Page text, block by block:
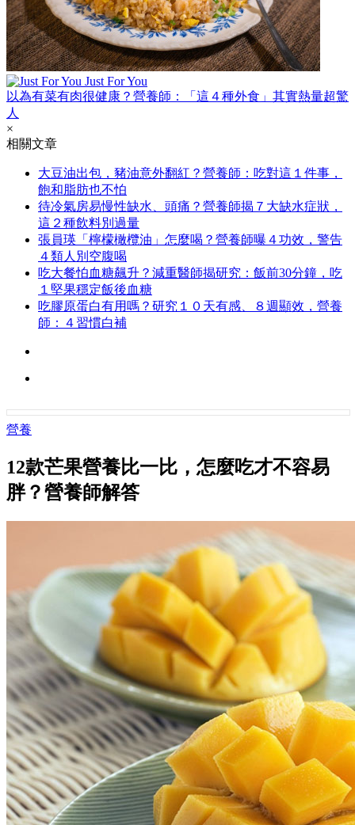
Just For You
以為有菜有肉很健康？營養師：「這４種外食」其實熱量超驚
人
×
相關文章
大豆油出包，豬油意外翻紅？營養師：吃對這１件事，
飽和脂肪也不怕
待冷氣房易慢性缺水、頭痛？營養師揭７大缺水症狀，
這２種飲料別過量
張員瑛「檸檬橄欖油」怎麼喝？營養師曝４功效，警告
４類人別空腹喝
吃大餐怕血糖飆升？減重醫師揭研究：飯前30分鐘，吃
１堅果穩定飯後血糖
吃膠原蛋白有用嗎？研究１０天有感、８週顯效，營養
師：４習慣白補
營養
12款芒果營養比一比，怎麼吃才不容易
胖？營養師解答